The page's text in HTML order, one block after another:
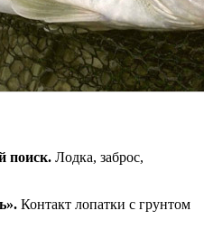
поиск. Лодка, заброс,
Контакт лопатки с грунтом